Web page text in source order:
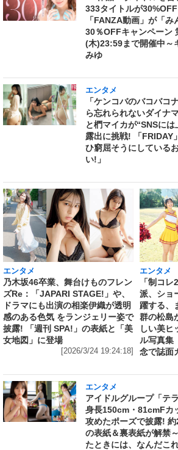
333タイトルが
「FANZA動画」が「み
30％OFFキャンペーン
(木)23:59まで開催中～
みゆ
エンタメ
「ケンコバのバコバコ
ら忘れられないダイナ
と椚マイカが“SNSに
露出に挑戦! 「FRIDAY
ひ窮屈そうにしている
い!」
エンタメ
乃木坂46卒業、舞台けものフレン
ズRe：「JAPARI STAGE!」や、
ドラマにも出演の相楽伊織が透明
感のある色気 をランジェリー姿で
披露! 「週刊 SPA!」の表紙と「美
女地図」に登場
[2026/3/24 19:24:18]
エンタメ
「制コ
派、ショ
躍する、
群の松島
しい美ヒ
ル写真集
念で誌面
エンタメ
アイドルグループ「テ
身長150cm・81cmFカ
攻めたポーズで披露!
の表紙＆裏表紙が解禁
たときには、なんだこ